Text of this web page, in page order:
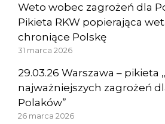
Weto wobec zagrożeń dla
Pikieta RKW popierająca
chroniące Polskę
31 marca 2026
29.03.26 Warszawa – pikieta
najważniejszych zagrożeń
Polaków”
26 marca 2026